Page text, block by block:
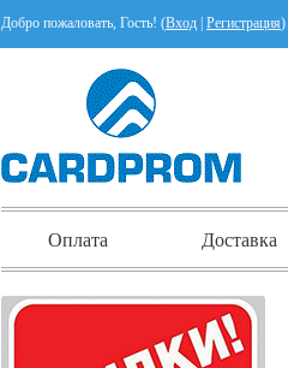
Добро пожаловать, Гость! (Вход Регистрация)
Оплата Доставка